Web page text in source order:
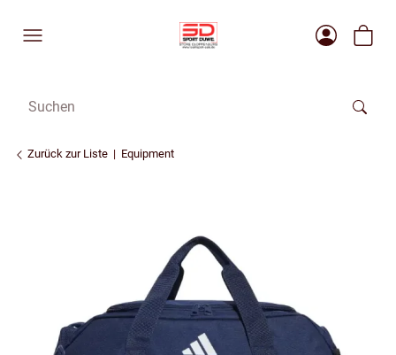
Zurück zur Liste Equipment